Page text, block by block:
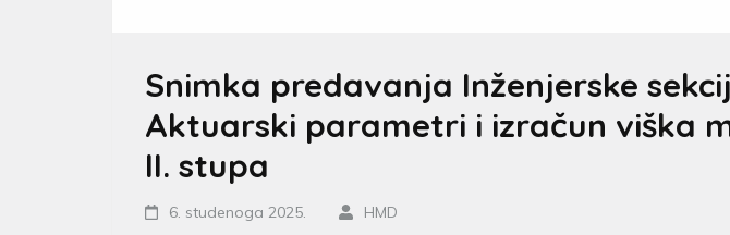
Snimka predavanja Inženjerske
Aktuarski parametri i izračun viška
II. stupa
6. studenoga 2025. HMD